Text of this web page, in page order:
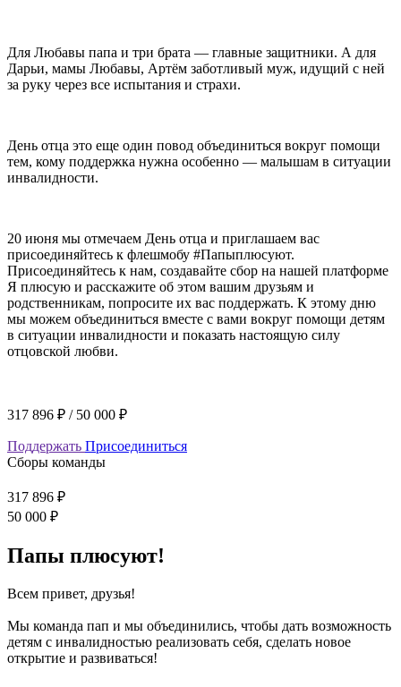
Для Любавы папа и три брата — главные защитники. А для
Дарьи, мамы Любавы, Артём заботливый муж, идущий с ней
за руку через все испытания и страхи.
День отца это еще один повод объединиться вокруг помощи
тем, кому поддержка нужна особенно — малышам в ситуации
инвалидности.
20 июня мы отмечаем День отца и приглашаем вас
присоединяйтесь к флешмобу #Папыплюсуют.
Присоединяйтесь к нам, создавайте сбор на нашей платформе
Я плюсую и расскажите об этом вашим друзьям и
родственникам, попросите их вас поддержать. К этому дню
мы можем объединиться вместе с вами вокруг помощи детям
в ситуации инвалидности и показать настоящую силу
отцовской любви.
317 896 ₽ / 50 000 ₽
Поддержать Присоединиться
Сборы команды
317 896 ₽
50 000 ₽
Папы плюсуют!
Всем привет, друзья!
Мы команда пап и мы объединились, чтобы дать возможность
детям с инвалидностью реализовать себя, сделать новое
открытие и развиваться!